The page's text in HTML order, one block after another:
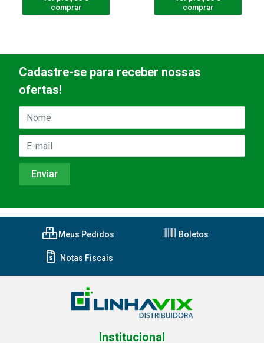
comprar
comprar
Cadastre-se para receber nossas
ofertas!
Meus Pedidos Boletos
Notas Fiscais
Institucional